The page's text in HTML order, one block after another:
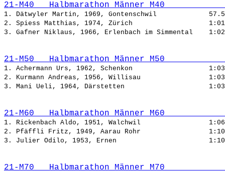
21-M40   Halbmarathon Männer M40
1. Dätwyler Martin, 1969, Gontenschwil
2. Spiess Matthias, 1974, Zürich
3. Gafner Niklaus, 1966, Erlenbach im Simmental
21-M50   Halbmarathon Männer M50
1. Achermann Urs, 1962, Schenkon
2. Kurmann Andreas, 1956, Willisau
3. Mani Ueli, 1964, Därstetten
21-M60   Halbmarathon Männer M60
1. Rickenbach Aldo, 1951, Walchwil
2. Pfäffli Fritz, 1949, Aarau Rohr
3. Julier Odilo, 1953, Ernen
21-M70   Halbmarathon Männer M70